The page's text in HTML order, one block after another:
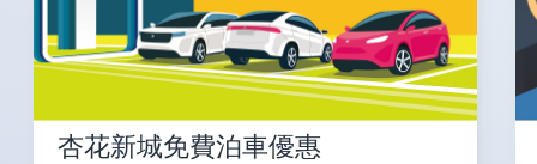
杏花新城免費泊車優惠